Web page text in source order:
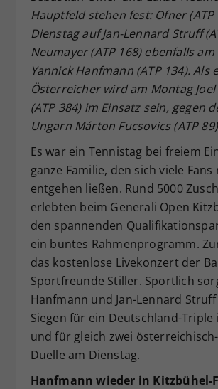
Hauptfeld stehen fest: Ofner
Dienstag auf Jan-Lennard Struff
Neumayer (ATP 168) ebenfalls
Yannick Hanfmann (ATP 134). Als
Österreicher wird am Montag
(ATP 384) im Einsatz sein, gegen
Ungarn Márton Fucsovics (ATP
Es war ein Tennistag bei freiem
ganze Familie, den sich viele Fans
entgehen ließen. Rund 5000
erlebten beim Generali Open
den spannenden
ein buntes Rahmenprogramm.
das kostenlose Livekonzert der
Sportfreunde Stiller. Sportlich
Hanfmann und Jan-Lennard
Siegen für ein Deutschland-
und für gleich zwei
Duelle am Dienstag.
Hanfmann wieder in Kitzbühel-
Zweck
Dieser Wert speichert
Einstellungen. Unter
zufällig generierte ID,
historische Speicherung
vorgenommen
Webseiten-Betreiber
hat.